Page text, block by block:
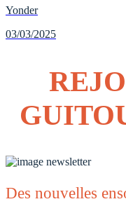
Yonder
03/03/2025
Des nouvelles